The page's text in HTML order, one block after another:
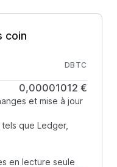
coin
DBTC
0,00001012 €
et mise à jour
que Ledger,
en lecture seule